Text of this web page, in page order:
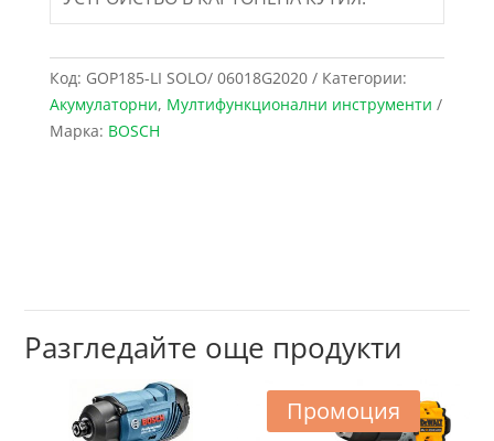
Код: GOP185-LI SOLO/ 06018G2020
Категории:
Акумулаторни, Мултифункционални инструменти
Марка: BOSCH
Разгледайте още продукти
Промоция